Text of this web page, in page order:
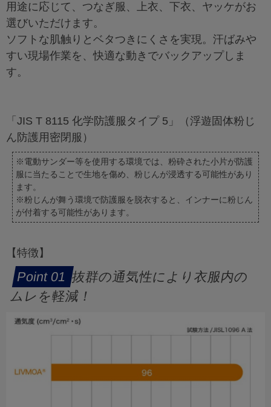
用途に応じて、つなぎ服、上衣、下衣、ヤッケがお
選びいただけます。
ソフトな肌触りとベタつきにくさを実現。汗ばみや
すい現場作業を、快適な動きでバックアップしま
す。
「JIS T 8115 化学防護服タイプ 5」（浮遊固体粉じ
ん防護用密閉服）
※電動サンダー等を使用する環境では、粉砕された小片が防護
服に当たることで生地を傷め、粉じんが浸透する可能性があり
ます。
※粉じんが舞う環境で防護服を脱衣すると、インナーに粉じん
が付着する可能性があります。
【特徴】
抜群の通気性により衣服内の
ムレを軽減！